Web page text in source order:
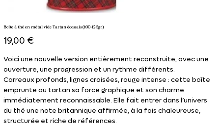
Boîte à thé en métal vide Tartan écossais (100-125gr)
Prix
19,00 €
Voici une nouvelle version entièrement reconstruite, avec une
ouverture, une progression et un rythme différents.
Carreaux profonds, lignes croisées, rouge intense : cette boîte
emprunte au tartan sa force graphique et son charme
immédiatement reconnaissable. Elle fait entrer dans l’univers
du thé une note britannique affirmée, à la fois chaleureuse,
structurée et riche de références.